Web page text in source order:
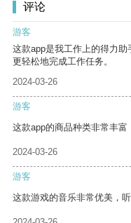
评论
游客
这款app是我工作上的得力
更轻松地完成工作任务。
2024-03-26
游客
这款app的商品种类非常丰富
2024-03-26
游客
这款游戏的音乐非常优美，听